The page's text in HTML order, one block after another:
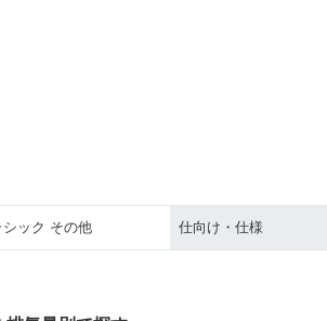
ック その他 仕向け・仕様